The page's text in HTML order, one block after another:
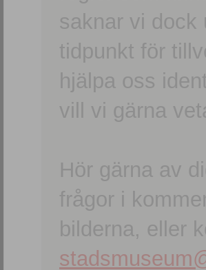
saknar vi dock
tidpunkt för
hjälpa oss
vill vi gärna
Hör gärna av
frågor i
bilderna, eller